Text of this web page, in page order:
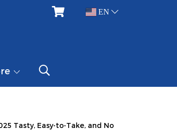
EN
Tasty, Easy-to-Take, and No